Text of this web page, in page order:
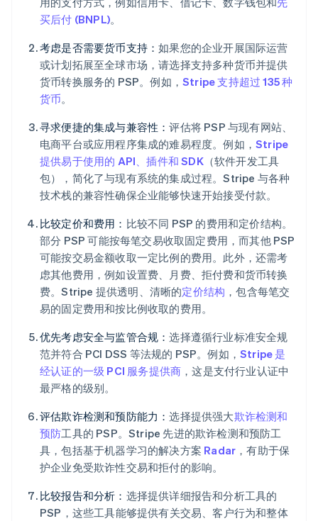
买后付 (BNPL)。
考虑是否需要货币支持：如果您的企业开展国际运营
或计划拓展至全球市场，请选择支持多种货币并提供
货币转换服务的 PSP。例如， Stripe 支持超过 135 种
货币。
寻求便捷的集成与兼容性：评估将 PSP 与现有网站、
电商平台或应用程序集成的难易程度。例如， Stripe
提供易于使用的 API、插件和 SDK（软件开发工具
包），简化了与现有系统的集成过程。Stripe 与各种
技术栈的兼容性确保企业能够快速开始接受付款。
比较定价和费用： 比较不同 PSP 的费用和定价结构。
部分 PSP 可能按每笔交易收取固定费用，而其他 PSP
可能按交易金额收取一定比例的费用。此外，还需考
虑其他费用，例如设置费、月费、拒付费和货币转换
费。Stripe 提供透明、清晰的定价结构 ，包含每笔交
易的固定费用和按比例收取的费用。
优先考虑安全与监管合规：选择遵循行业标准安全规
范并符合 PCI DSS 等法规的 PSP。例如， Stripe 是
经认证的一级 PCI 服务提供商 ，这是支付行业认证中
最严格的级别。
评估欺诈检测和预防能力：选择提供强大欺诈检测和
预防工具的 PSP。Stripe 先进的欺诈检测和预防工
具，包括基于机器学习的解决方案 Radar ，有助于保
护企业免受欺诈性交易和拒付的影响。
比较报告和分析： 选择提供详细报告和分析工具的
PSP，这些工具能够提供有关交易、客户行为和整体